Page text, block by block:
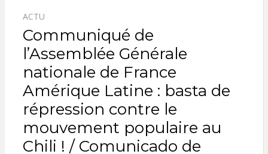
ACTU
Communiqué de
l’Assemblée Générale
nationale de France
Amérique Latine : basta de
répression contre le
mouvement populaire au
Chili ! / Comunicado de